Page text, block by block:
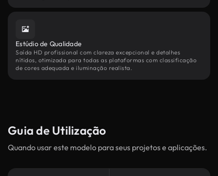
Estúdio de Qualidade
Saída HD profissional com clareza excepcional e detalhes
nítidos, otimizada para todas as plataformas com classificação
de cores adequada e iluminação realista.
Guia de Utilização
Quando usar este modelo para seus projetos e aplicações.